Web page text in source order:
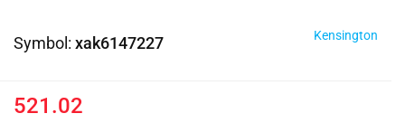
Symbol: xak6147227 Kensington
521.02